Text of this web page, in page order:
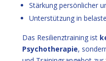
Stärkung persönlicher
Unterstützung in
Das Resilienztraining ist
Psychotherapie,